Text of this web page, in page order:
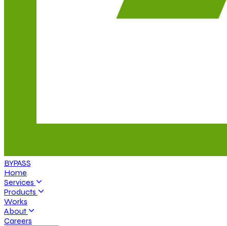
BYPASS
Home
Services
Products
Works
About
Careers